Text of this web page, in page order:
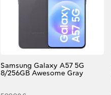
Samsung Galaxy A57 5G
8/256GB Awesome Gray